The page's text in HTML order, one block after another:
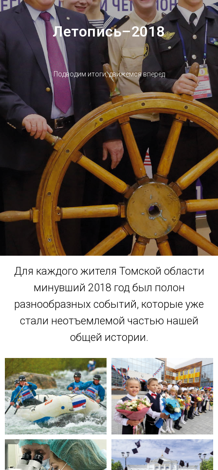
Летопись–2018
Подводим итоги, движемся вперед
Для каждого жителя Томской области
минувший 2018 год был полон
разнообразных событий, которые уже
стали неотъемлемой частью нашей
общей истории.